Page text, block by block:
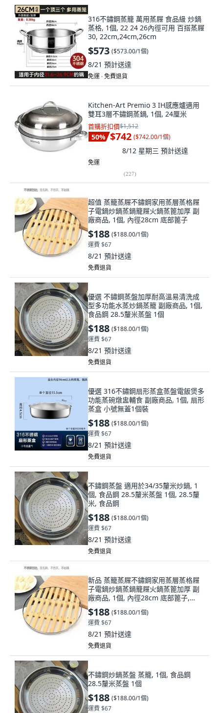
316不鏽鋼蒸籠 萬用蒸屜 食品級 炒鍋
蒸格, 1個, 22 24 26內徑可用 百搭蒸屜
30, 22cm,24cm,26cm
$573 ($573.00/1個)
8/21 預計送達
免運 ∙ 免費退貨
Kitchen-Art Premio 3 IH感應爐適用
雙耳3層不鏽鋼蒸鍋, 1個, 24厘米
首購折扣價$1,512
50% $742 ($742.00/1個)
8/12 星期三 預計送達
免運
(227)
超值 蒸籠蒸屜不鏽鋼家用蒸層蒸格屜
子電鍋炒鍋蒸鍋籠屜火鍋蒸篦加厚 副
廠商品, 1個, 內徑28cm 底部篦子
$188 ($188.00/1個)
運費 $67
8/21 預計送達
免費退貨
優選 不鏽鋼蒸盤加厚耐高溫易清洗成
型多功能水蒸炒鍋蒸籠 副廠商品, 1個,
食品鋼 28.5釐米蒸盤 1個
$188 ($188.00/1個)
運費 $67
8/21 預計送達
免費退貨
優選 316不鏽鋼扇形蒸盒蒸盤電飯煲多
功能蒸碗燉盅輔食 副廠商品, 1個, 扇形
蒸盒 小號無蓋1個裝
$188 ($188.00/1個)
運費 $67
8/21 預計送達
免費退貨
不鏽鋼蒸盤 適用於34/35釐米炒鍋, 1
個, 食品鋼 28.5釐米蒸盤 1個, 28.5釐
米, 食品鋼
$188 ($188.00/1個)
運費 $67
8/21 預計送達
免費退貨
新品 蒸籠蒸屜不鏽鋼家用蒸層蒸格屜
子電鍋炒鍋蒸鍋籠屜火鍋蒸篦加厚 副
廠商品, 1個, 內徑28cm 底部篦子,
28cm, 底部篦子
$188 ($188.00/1個)
運費 $67
8/21 預計送達
免費退貨
不鏽鋼炒鍋蒸盤 蒸籠, 1個, 食品鋼
28.5釐米蒸盤 1個
$188 ($188.00/1個)
運費 $67